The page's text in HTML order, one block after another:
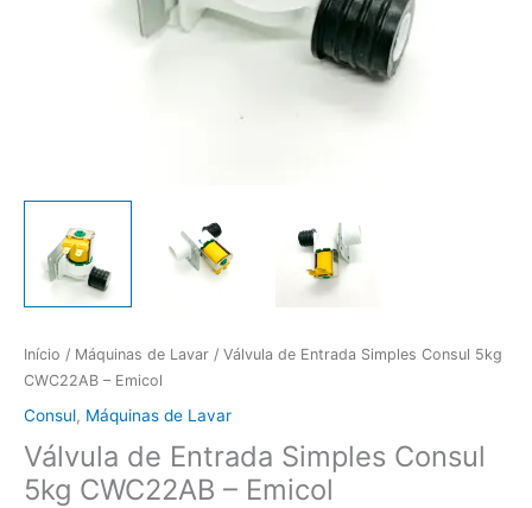
Início / Máquinas de Lavar / Válvula de Entrada Simples Consul 5kg
CWC22AB – Emicol
Consul, Máquinas de Lavar
Válvula de Entrada Simples Consul
5kg CWC22AB – Emicol